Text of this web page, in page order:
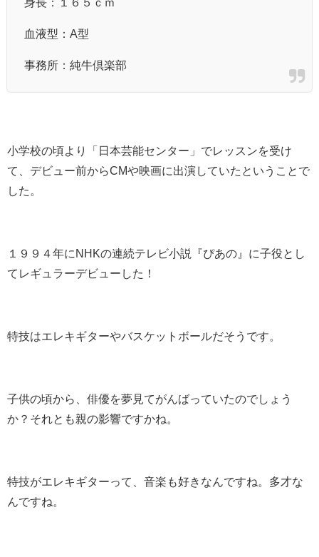
血液型：A型
事務所：純牛倶楽部
小学校の頃より「日本芸能センター」でレッスンを受け
て、デビュー前からCMや映画に出演していたということで
した。
１９９４年にNHKの連続テレビ小説『ぴあの』に子役とし
てレギュラーデビューした！
特技はエレキギターやバスケットボールだそうです。
子供の頃から、俳優を夢見てがんばっていたのでしょう
か？それとも親の影響ですかね。
特技がエレキギターって、音楽も好きなんですね。多才な
んですね。